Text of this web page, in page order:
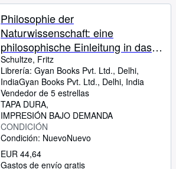
Philosophie der
Naturwissenschaft: eine
philosophische Einleitung in das
Studium der Natur und ihrer
Wissenschaften. 1 1881 [Leather
Bound]
Schultze, Fritz
Librería: Gyan Books Pvt. Ltd., Delhi,
IndiaGyan Books Pvt. Ltd., Delhi, India
Vendedor de 5 estrellas
TAPA DURA
IMPRESIÓN BAJO DEMANDA
CONDICIÓN
Condición: NuevoNuevo
EUR 44,64
Gastos de envío gratis